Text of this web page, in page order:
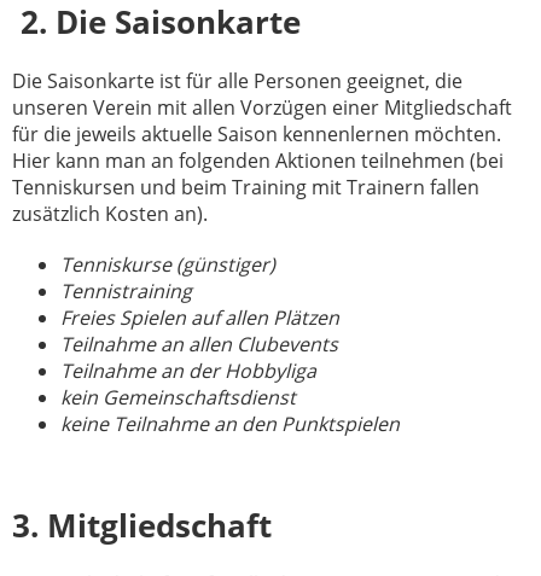
2. Die Saisonkarte
Die Saisonkarte ist für alle Personen geeignet, die
unseren Verein mit allen Vorzügen einer Mitgliedschaft
für die jeweils aktuelle Saison kennenlernen möchten.
Hier kann man an folgenden Aktionen teilnehmen (bei
Tenniskursen und beim Training mit Trainern fallen
zusätzlich Kosten an).
Tenniskurse (günstiger)
Tennistraining
Freies Spielen auf allen Plätzen
Teilnahme an allen Clubevents
Teilnahme an der Hobbyliga
kein Gemeinschaftsdienst
keine Teilnahme an den Punktspielen
3. Mitgliedschaft